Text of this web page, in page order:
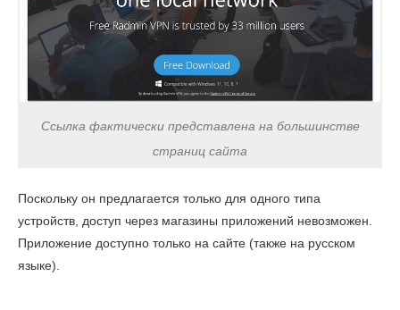
Ссылка фактически представлена ​​на большинстве
страниц сайта
Поскольку он предлагается только для одного типа
устройств, доступ через магазины приложений невозможен.
Приложение доступно только на сайте (также на русском
языке).